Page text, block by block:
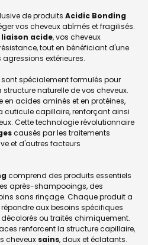
de produits Acidic Bonding
vos cheveux abîmés et fragilisés.
liaison acide, vos cheveux
tout en bénéficiant d'une
extérieures.
sont spécialement formulés pour
naturelle de vos cheveux.
en acides aminés et en protéines,
cuticule capillaire, renforçant ainsi
Cette technologie révolutionnaire
causés par les traitements
et d'autres facteurs
comprend des produits essentiels
après-shampooings, des
sans rinçage. Chaque produit a
aux besoins spécifiques
ou traités chimiquement.
renforcent la structure capillaire,
cheveux sains, doux et éclatants.